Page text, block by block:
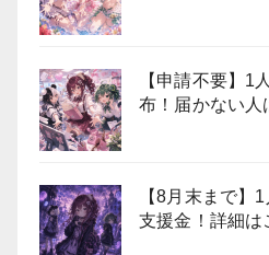
【申請不要】1
布！届かない人
【8月末まで】
支援金！詳細は